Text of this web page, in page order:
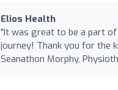
Elios Health
"It was great to be a part
journey! Thank you for the
Seanathon Morphy,